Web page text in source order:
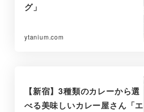
グ」
ytanium.com
【新宿】3種類のカレーから選
べる美味しいカレー屋さん「エ